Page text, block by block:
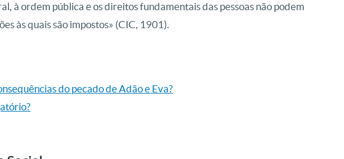
à ordem pública e os direitos fundamentais das pessoas não podem
às quais são impostos» (CIC, 1901).
do pecado de Adão e Eva?